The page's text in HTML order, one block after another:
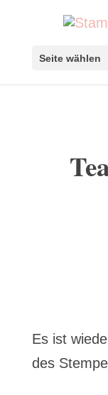
Seite wählen
Es ist
des